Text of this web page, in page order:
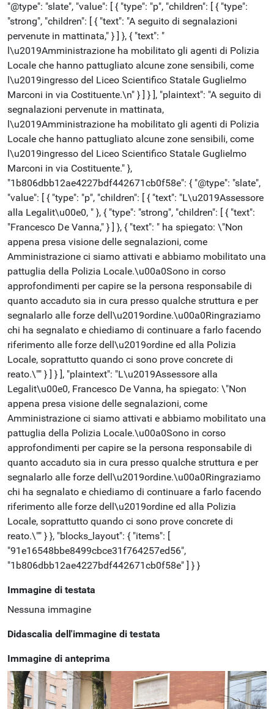
"@type": "slate", "value": [ { "type": "p", "children": [ { "type":
"strong", "children": [ { "text": "A seguito di segnalazioni
pervenute in mattinata," } ] }, { "text": "
l\u2019Amministrazione ha mobilitato gli agenti di Polizia
Locale che hanno pattugliato alcune zone sensibili, come
l\u2019ingresso del Liceo Scientifico Statale Guglielmo
Marconi in via Costituente.\n" } ] } ], "plaintext": "A seguito di
segnalazioni pervenute in mattinata,
l\u2019Amministrazione ha mobilitato gli agenti di Polizia
Locale che hanno pattugliato alcune zone sensibili, come
l\u2019ingresso del Liceo Scientifico Statale Guglielmo
Marconi in via Costituente." },
"1b806dbb12ae4227bdf442671cb0f58e": { "@type": "slate",
"value": [ { "type": "p", "children": [ { "text": "L\u2019Assessore
alla Legalit\u00e0, " }, { "type": "strong", "children": [ { "text":
"Francesco De Vanna," } ] }, { "text": " ha spiegato: \"Non
appena presa visione delle segnalazioni, come
Amministrazione ci siamo attivati e abbiamo mobilitato una
pattuglia della Polizia Locale.\u00a0Sono in corso
approfondimenti per capire se la persona responsabile di
quanto accaduto sia in cura presso qualche struttura e per
segnalarlo alle forze dell\u2019ordine.\u00a0Ringraziamo
chi ha segnalato e chiediamo di continuare a farlo facendo
riferimento alle forze dell\u2019ordine ed alla Polizia
Locale, soprattutto quando ci sono prove concrete di
reato.\"" } ] } ], "plaintext": "L\u2019Assessore alla
Legalit\u00e0, Francesco De Vanna, ha spiegato: \"Non
appena presa visione delle segnalazioni, come
Amministrazione ci siamo attivati e abbiamo mobilitato una
pattuglia della Polizia Locale.\u00a0Sono in corso
approfondimenti per capire se la persona responsabile di
quanto accaduto sia in cura presso qualche struttura e per
segnalarlo alle forze dell\u2019ordine.\u00a0Ringraziamo
chi ha segnalato e chiediamo di continuare a farlo facendo
riferimento alle forze dell\u2019ordine ed alla Polizia
Locale, soprattutto quando ci sono prove concrete di
reato.\"" } }, "blocks_layout": { "items": [
"91e16548bbe8499cbce31f764257ed56",
"1b806dbb12ae4227bdf442671cb0f58e" ] } }
Immagine di testata
Nessuna immagine
Didascalia dell'immagine di testata
Immagine di anteprima